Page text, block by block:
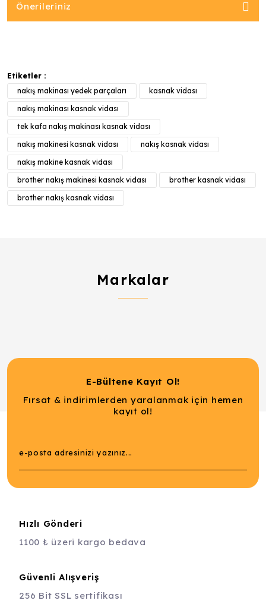
Önerileriniz
Etiketler :
nakış makinası yedek parçaları
kasnak vidası
nakış makinası kasnak vidası
tek kafa nakış makinası kasnak vidası
nakış makinesi kasnak vidası
nakış kasnak vidası
nakış makine kasnak vidası
brother nakış makinesi kasnak vidası
brother kasnak vidası
brother nakış kasnak vidası
Markalar
E-Bültene Kayıt Ol!
Fırsat & indirimlerden yaralanmak için hemen
kayıt ol!
Hızlı Gönderi
1100 ₺ üzeri kargo bedava
Güvenli Alışveriş
256 Bit SSL sertifikası